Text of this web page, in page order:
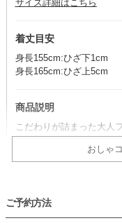
サイズ詳細はこちら
着丈目安
身長155cm:ひざ下1cm
身長165cm:ひざ上5cm
商品説明
こだわりが詰まった大人
セットのボレロもレース
おしゃ
コーデのポイント
ご予約方法